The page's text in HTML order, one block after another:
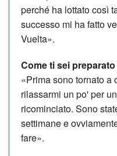
perché ha lottato così
successo mi ha fatto
Vuelta».
Come ti sei
«Prima sono tornato a
rilassarmi un po' per
ricominciato. Sono
settimane e
fare».